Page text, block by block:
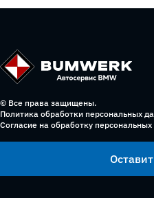
© Все права защищены.
Политика обработки персональных
Согласие на обработку